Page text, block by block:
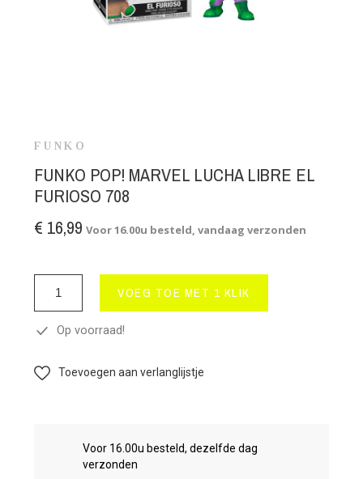
FUNKO
FUNKO POP! MARVEL LUCHA LIBRE EL
FURIOSO 708
€ 16,99 Voor 16.00u besteld, vandaag verzonden
VOEG TOE MET 1 KLIK
Op voorraad!
Toevoegen aan verlanglijstje
Voor 16.00u besteld, dezelfde dag
verzonden